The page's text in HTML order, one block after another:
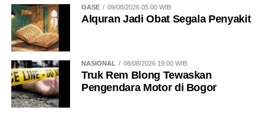
OASE 09/08/2026 05:00 WIB
Alquran Jadi Obat Segala Penyakit
NASIONAL 08/08/2026 19:00 WIB
Truk Rem Blong Tewaskan
Pengendara Motor di Bogor